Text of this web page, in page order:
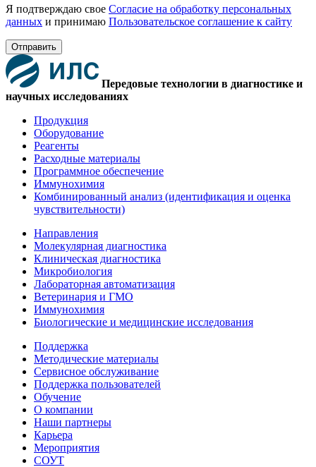
Я подтверждаю свое Согласие на обработку персональных
данных и принимаю Пользовательское соглашение к сайту
Отправить
Передовые технологии в диагностике и
научных исследованиях
Продукция
Оборудование
Реагенты
Расходные материалы
Программное обеспечение
Иммунохимия
Комбинированный анализ (идентификация и оценка
чувствительности)
Направления
Молекулярная диагностика
Клиническая диагностика
Микробиология
Лабораторная автоматизация
Ветеринария и ГМО
Иммунохимия
Биологические и медицинские исследования
Поддержка
Методические материалы
Сервисное обслуживание
Поддержка пользователей
Обучение
О компании
Наши партнеры
Карьера
Мероприятия
СОУТ